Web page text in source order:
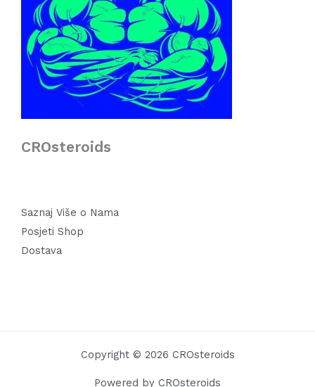
CROsteroids
Saznaj Više o Nama
Posjeti Shop
Dostava
Copyright © 2026 CROsteroids
Powered by CROsteroids